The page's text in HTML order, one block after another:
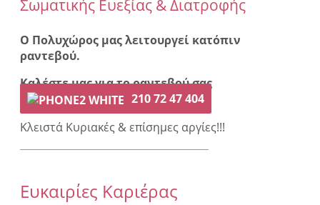
Σωματικής Ευεξίας & Διατροφής
Ο Πολυχώρος μας λειτουργεί κατόπιν
ραντεβού.
Καλέστε μας για το ραντεβού σας
210 72 47 404
Κλειστά Κυριακές & επίσημες αργίες!!!
¯¯¯¯¯¯¯¯¯¯¯¯¯¯¯¯¯¯¯¯¯¯¯¯¯¯¯¯¯¯¯¯¯
Ευκαιρίες Καριέρας